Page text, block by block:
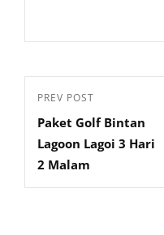
Navigasi
pos
Previous
Post
PREV POST
Paket Golf Bintan
Lagoon Lagoi 3 Hari
2 Malam